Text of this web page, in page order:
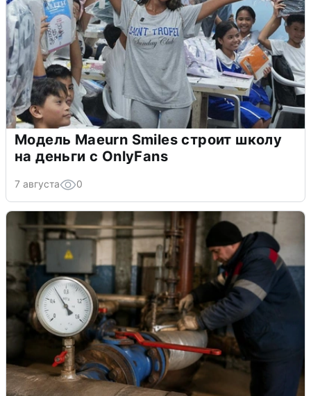
Модель Maeurn Smiles строит школу
на деньги с OnlyFans
7 августа 0